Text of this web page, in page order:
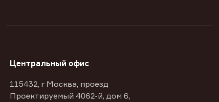
Центральный офис
115432, г Москва, проезд
Проектируемый 4062-й, дом 6,